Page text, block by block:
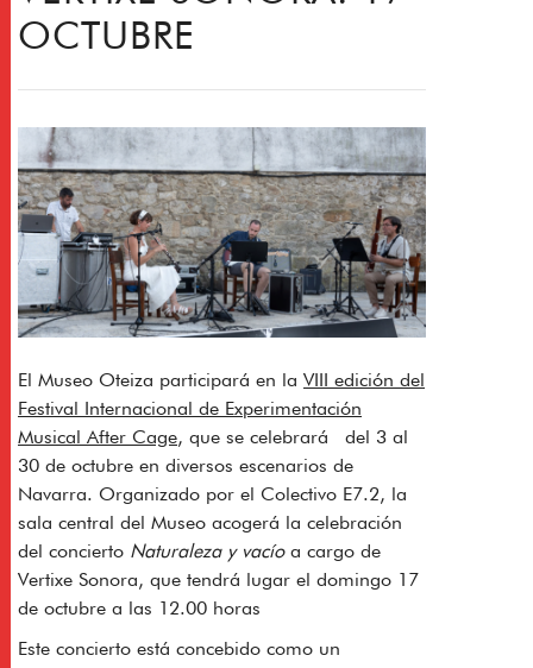
OCTUBRE
El Museo Oteiza participará en la VIII edición del
Festival Internacional de Experimentación
Musical After Cage, que se celebrará del 3 al
30 de octubre en diversos escenarios de
Navarra. Organizado por el Colectivo E7.2, la
sala central del Museo acogerá la celebración
del concierto Naturaleza y vacíoa cargo de
Vertixe Sonora, que tendrá lugar el domingo 17
de octubre a las 12.00 horas
Este concierto está concebido como un